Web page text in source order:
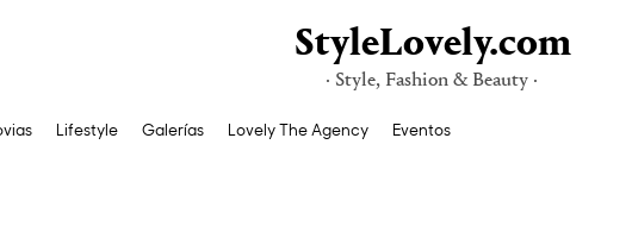
StyleLovely.com
· Style, Fashion & Beauty ·
Lifestyle Galerías Lovely The Agency Eventos